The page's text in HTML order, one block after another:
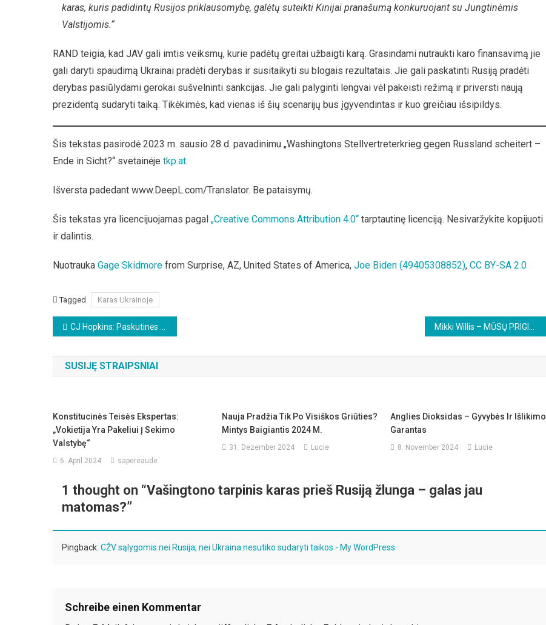
karas, kuris padidintų Rusijos priklausomybę, galėtų suteikti Kinijai pranašumą konkuruojant su Jungtinėmis
Valstijomis.“
RAND teigia, kad JAV gali imtis veiksmų, kurie padėtų greitai užbaigti karą. Grasindami nutraukti karo finansavimą jie
gali daryti spaudimą Ukrainai pradėti derybas ir susitaikyti su blogais rezultatais. Jie gali paskatinti Rusiją pradėti
derybas pasiūlydami gerokai sušvelninti sankcijas. Jie gali palyginti lengvai vėl pakeisti režimą ir priversti naują
prezidentą sudaryti taiką. Tikėkimės, kad vienas iš šių scenarijų bus įgyvendintas ir kuo greičiau išsipildys.
Šis tekstas pasirodė 2023 m. sausio 28 d. pavadinimu „Washingtons Stellvertreterkrieg gegen Russland scheitert –
Ende in Sicht?“ svetainėje tkp.at.
Išversta padedant www.DeepL.com/Translator. Be pataisymų.
Šis tekstas yra licencijuojamas pagal „Creative Commons Attribution 4.0“ tarptautinę licenciją. Nesivaržykite kopijuoti
ir dalintis.
Nuotrauka Gage Skidmore from Surprise, AZ, United States of America, Joe Biden (49405308852), CC BY-SA 2.0
Tagged Karas Ukrainoje
Beitragsnavigation
CJ Hopkins: Paskutinės Kovidianų kulto dienos
SUSIJĘ STRAIPSNIAI
Konstitucinės Teisės Ekspertas:
„Vokietija Yra Pakeliui Į Sekimo
Valstybę“
6. April 2024 sapereaude
Nauja Pradžia Tik Po Visiškos Griūties?
Mintys Baigiantis 2024 M.
31. Dezember 2024 Lucie
Anglies Dioksidas – Gyvybės Ir Išlikimo
Garantas
8. November 2024 Lucie
1 thought on “Vašingtono tarpinis karas prieš Rusiją žlunga – galas jau
matomas?”
Pingback: CŽV sąlygomis nei Rusija, nei Ukraina nesutiko sudaryti taikos - My WordPress
Schreibe einen Kommentar